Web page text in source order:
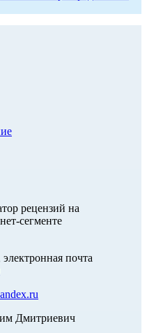
рецензий на
сегменте
почта
Дмитриевич